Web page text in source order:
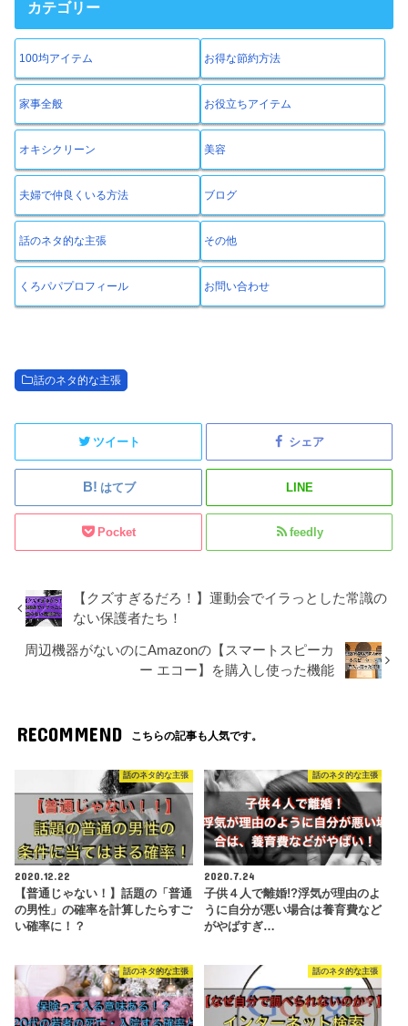
カテゴリー
100均アイテム お得な節約方法
家事全般 お役立ちアイテム
オキシクリーン 美容
夫婦で仲良くいる方法 ブログ
話のネタ的な主張 その他
くろパパプロフィール お問い合わせ
話のネタ的な主張
ツイート シェア
はてブ LINE
Pocket feedly
【クズすぎるだろ！】運動会でイラっとした常識の
ない保護者たち！
周辺機器がないのにAmazonの【スマートスピーカ
ー エコー】を購入し使った機能
RECOMMEND こちらの記事も人気です。
話のネタ的な主張
2020.12.22
【普通じゃない！】話題の「普通
の男性」の確率を計算したらすご
い確率に！？
話のネタ的な主張
2020.7.24
子供４人で離婚!?浮気が理由のよ
うに自分が悪い場合は養育費など
がやばすぎ…
話のネタ的な主張 話のネタ的な主張